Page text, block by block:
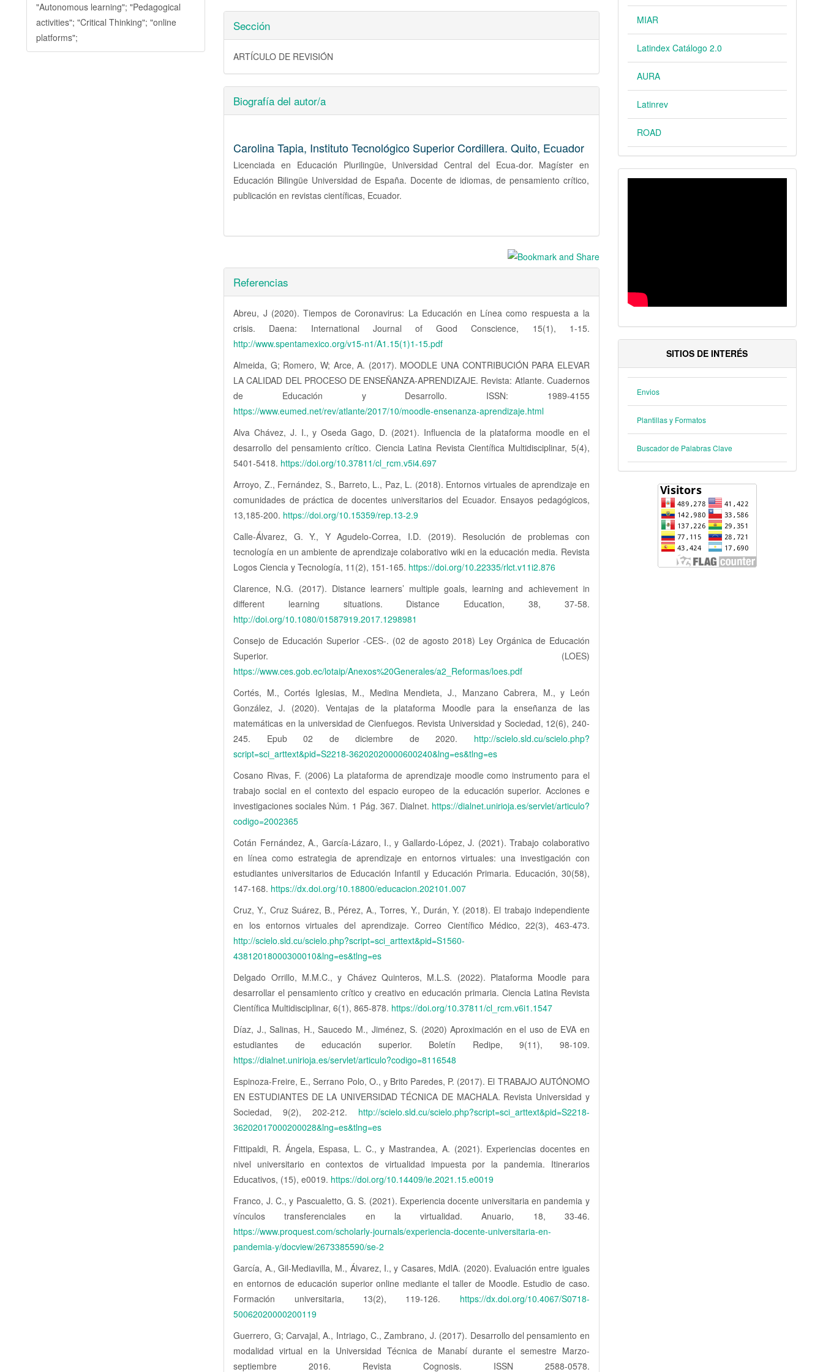
"Autonomous learning"; "Pedagogical
activities"; "Critical Thinking"; "online
platforms";
Sección
ARTÍCULO DE REVISIÓN
Biografía del autor/a
Carolina Tapia, Instituto Tecnológico Superior Cordillera. Quito, Ecuador
Licenciada en Educación Plurilingüe, Universidad Central del Ecua-dor. Magíster en
Educación Bilingüe Universidad de España. Docente de idiomas, de pensamiento crítico,
publicación en revistas científicas, Ecuador.
Referencias
Abreu, J (2020). Tiempos de Coronavirus: La Educación en Línea como respuesta a la
crisis. Daena: International Journal of Good Conscience, 15(1), 1-15.
http://www.spentamexico.org/v15-n1/A1.15(1)1-15.pdf
Almeida, G; Romero, W; Arce, A. (2017). MOODLE UNA CONTRIBUCIÓN PARA ELEVAR
LA CALIDAD DEL PROCESO DE ENSEÑANZA-APRENDIZAJE. Revista: Atlante. Cuadernos
de Educación y Desarrollo. ISSN: 1989-4155
https://www.eumed.net/rev/atlante/2017/10/moodle-ensenanza-aprendizaje.html
Alva Chávez, J. I., y Oseda Gago, D. (2021). Influencia de la plataforma moodle en el
desarrollo del pensamiento crítico. Ciencia Latina Revista Científica Multidisciplinar, 5(4),
5401-5418. https://doi.org/10.37811/cl_rcm.v5i4.697
Arroyo, Z., Fernández, S., Barreto, L., Paz, L. (2018). Entornos virtuales de aprendizaje en
comunidades de práctica de docentes universitarios del Ecuador. Ensayos pedagógicos,
13,185-200. https://doi.org/10.15359/rep.13-2.9
Calle-Álvarez, G. Y., Y Agudelo-Correa, I.D. (2019). Resolución de problemas con
tecnología en un ambiente de aprendizaje colaborativo wiki en la educación media. Revista
Logos Ciencia y Tecnología, 11(2), 151-165. https://doi.org/10.22335/rlct.v11i2.876
Clarence, N.G. (2017). Distance learners’ multiple goals, learning and achievement in
different learning situations. Distance Education, 38, 37-58.
http://doi.org/10.1080/01587919.2017.1298981
Consejo de Educación Superior -CES-. (02 de agosto 2018) Ley Orgánica de Educación
Superior. (LOES)
https://www.ces.gob.ec/lotaip/Anexos%20Generales/a2_Reformas/loes.pdf
Cortés, M., Cortés Iglesias, M., Medina Mendieta, J., Manzano Cabrera, M., y León
González, J. (2020). Ventajas de la plataforma Moodle para la enseñanza de las
matemáticas en la universidad de Cienfuegos. Revista Universidad y Sociedad, 12(6), 240-
245. Epub 02 de diciembre de 2020. http://scielo.sld.cu/scielo.php?
script=sci_arttext&pid=S2218-36202020000600240&lng=es&tlng=es
Cosano Rivas, F. (2006) La plataforma de aprendizaje moodle como instrumento para el
trabajo social en el contexto del espacio europeo de la educación superior. Acciones e
investigaciones sociales Núm. 1 Pág. 367. Dialnet. https://dialnet.unirioja.es/servlet/articulo?
codigo=2002365
Cotán Fernández, A., García-Lázaro, I., y Gallardo-López, J. (2021). Trabajo colaborativo
en línea como estrategia de aprendizaje en entornos virtuales: una investigación con
estudiantes universitarios de Educación Infantil y Educación Primaria. Educación, 30(58),
147-168. https://dx.doi.org/10.18800/educacion.202101.007
Cruz, Y., Cruz Suárez, B., Pérez, A., Torres, Y., Durán, Y. (2018). El trabajo independiente
en los entornos virtuales del aprendizaje. Correo Científico Médico, 22(3), 463-473.
http://scielo.sld.cu/scielo.php?script=sci_arttext&pid=S1560-
43812018000300010&lng=es&tlng=es
Delgado Orrillo, M.M.C., y Chávez Quinteros, M.L.S. (2022). Plataforma Moodle para
desarrollar el pensamiento crítico y creativo en educación primaria. Ciencia Latina Revista
Científica Multidisciplinar, 6(1), 865-878. https://doi.org/10.37811/cl_rcm.v6i1.1547
Díaz, J., Salinas, H., Saucedo M., Jiménez, S. (2020) Aproximación en el uso de EVA en
estudiantes de educación superior. Boletín Redipe, 9(11), 98-109.
https://dialnet.unirioja.es/servlet/articulo?codigo=8116548
Espinoza-Freire, E., Serrano Polo, O., y Brito Paredes, P. (2017). El TRABAJO AUTÓNOMO
EN ESTUDIANTES DE LA UNIVERSIDAD TÉCNICA DE MACHALA. Revista Universidad y
Sociedad, 9(2), 202-212. http://scielo.sld.cu/scielo.php?script=sci_arttext&pid=S2218-
36202017000200028&lng=es&tlng=es
Fittipaldi, R. Ángela, Espasa, L. C., y Mastrandea, A. (2021). Experiencias docentes en
nivel universitario en contextos de virtualidad impuesta por la pandemia. Itinerarios
Educativos, (15), e0019. https://doi.org/10.14409/ie.2021.15.e0019
Franco, J. C., y Pascualetto, G. S. (2021). Experiencia docente universitaria en pandemia y
vínculos transferenciales en la virtualidad. Anuario, 18, 33-46.
https://www.proquest.com/scholarly-journals/experiencia-docente-universitaria-en-
pandemia-y/docview/2673385590/se-2
García, A., Gil-Mediavilla, M., Álvarez, I., y Casares, MdlA. (2020). Evaluación entre iguales
en entornos de educación superior online mediante el taller de Moodle. Estudio de caso.
Formación universitaria, 13(2), 119-126. https://dx.doi.org/10.4067/S0718-
50062020000200119
Guerrero, G; Carvajal, A., Intriago, C., Zambrano, J. (2017). Desarrollo del pensamiento en
modalidad virtual en la Universidad Técnica de Manabí durante el semestre Marzo-
septiembre 2016. Revista Cognosis. ISSN 2588-0578.
MIAR
Latindex Catálogo 2.0
AURA
Latinrev
ROAD
VIDEO
SITIOS DE INTERÉS
Envios
Plantillas y Formatos
Buscador de Palabras Clave